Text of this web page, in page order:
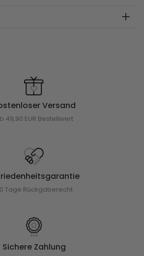
Versand
49,90 EUR Bestellwert
Tage Rückgaberecht
Sichere Zahlung